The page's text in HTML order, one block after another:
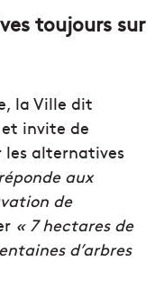
toujours sur
la Ville dit
invite de
les alternatives
aux
de
« 7 hectares de
d’arbres